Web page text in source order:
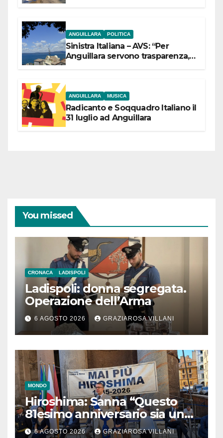
ANGUILLARA POLITICA
Sinistra Italiana – AVS: “Per
Anguillara servono trasparenza,
ANGUILLARA MUSICA
Radicanto e Soqquadro Italiano il
31 luglio ad Anguillara
You missed
CRONACA LADISPOLI
Ladispoli: donna segregata.
Operazione dell’Arma
6 AGOSTO 2026 GRAZIAROSA VILLANI
MONDO
Hiroshima: Sanna “Questo
81esimo anniversario sia un
monito per tutti”
6 AGOSTO 2026 GRAZIAROSA VILLANI